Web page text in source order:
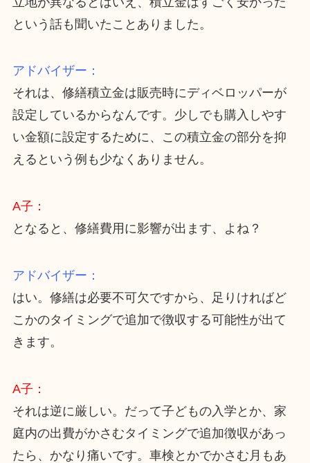
という話も聞いたことありました。
アドバイザー：
それは、修繕積立金は販売時にディベロッパーが
設定しているからなんです。少しでも購入しやす
い金額に設定するために、この積立金の部分を抑
えるという例も少なくありません。
A子：
となると、修繕費用に影響が出ます、よね？
アドバイザー：
はい。修繕は必要不可欠ですから、足りければど
こかのタイミングで追加で徴収する可能性が出て
きます。
A子：
それは逆に厳しい。だって子どもの入学とか、家
庭内の出費がかさむタイミングで追加徴収があっ
たら、かなり痛いです。車検とかでかさむ月もあ